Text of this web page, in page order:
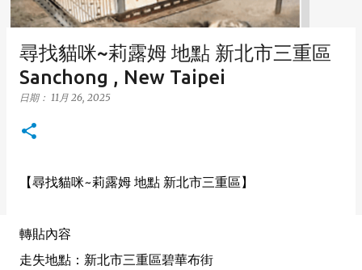
尋找貓咪~莉露姆 地點 新北市三重區
Sanchong , New Taipei
日期： 11月 26, 2025
【尋找貓咪~莉露姆 地點 新北市三重區】
轉貼內容
走失地點：新北市三重區碧華布街